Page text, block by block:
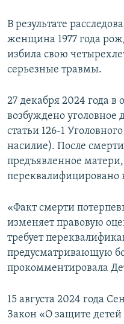
В результате
женщина 1977 года
избила свою
серьезные травмы.
27 декабря 2024 года
возбуждено уголовное
статьи 126-1
насилие). После
предъявленное
переквалифицировано
«Факт смерти
изменяет правовую
требует
предусматривающую
прокомментировала
15 августа 2024 года
Закон «О защите